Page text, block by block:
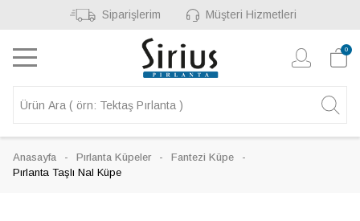
Siparişlerim Müşteri Hizmetleri
0
Anasayfa Pırlanta Küpeler
Fantezi Küpe
Pırlanta Taşlı Nal Küpe